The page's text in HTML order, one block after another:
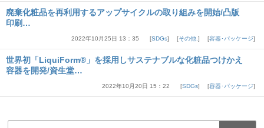
廃棄化粧品を再利用するアップサイクルの取り組みを開始/凸版
印刷…
2022年10月25日 13：35 SDGs その他. 容器･パッケージ
世界初「LiquiForm®」を採用しサステナブルな化粧品つけかえ
容器を開発/資生堂…
2022年10月20日 15：22 SDGs 容器･パッケージ